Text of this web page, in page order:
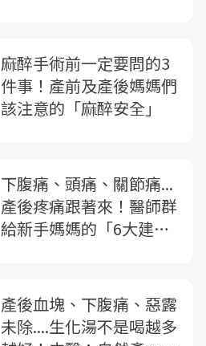
麻醉手術前一定要問的3
件事！產前及產後媽媽們
該注意的「麻醉安全」
下腹痛、頭痛、關節痛...
產後疼痛跟著來！醫師群
給新手媽媽的「6大建
產後血塊、下腹痛、惡露
未除....生化湯不是喝越多